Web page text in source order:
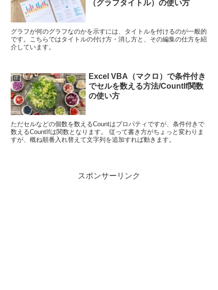
（グラフタイトル）の使い方
グラフが何のグラフなのかを示すには、タイトルを付けるのが一般的
です。こちらではタイトルの付け方・消し方と、その編集の仕方を紹
介しています。
IT
Excel VBA（マクロ）で条件付き
でセルを数える方法/CountIf関数
の使い方
ただセルなどの個数を数えるCountはプロパティですが、条件付きで
数えるCountIfは関数となります。 従って書き方がちょっと変わりま
すが、概ね順番入れ替えて文字列を追加すれば動きます。
スポンサーリンク